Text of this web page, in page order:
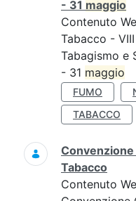
- 31 maggio
Contenuto
Tabacco -
Tabagismo e
- 31 maggio
FUMO
TABACCO
Tabacco
Contenuto